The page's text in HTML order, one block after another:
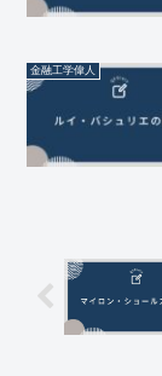
金融工学偉人